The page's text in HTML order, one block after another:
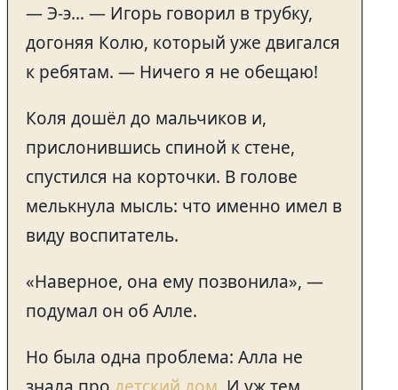
— Э-э… — Игорь говорил в трубку,
догоняя Колю, который уже двигался
к ребятам. — Ничего я не обещаю!
Коля дошёл до мальчиков и,
прислонившись спиной к стене,
спустился на корточки. В голове
мелькнула мысль: что именно имел в
виду воспитатель.
«Наверное, она ему позвонила», —
подумал он об Алле.
Но была одна проблема: Алла не